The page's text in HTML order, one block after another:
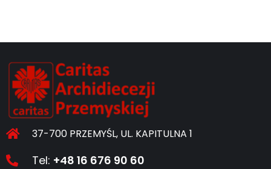
37-700 PRZEMYŚL, UL. KAPITULNA 1
Tel: +48 16 676 90 60